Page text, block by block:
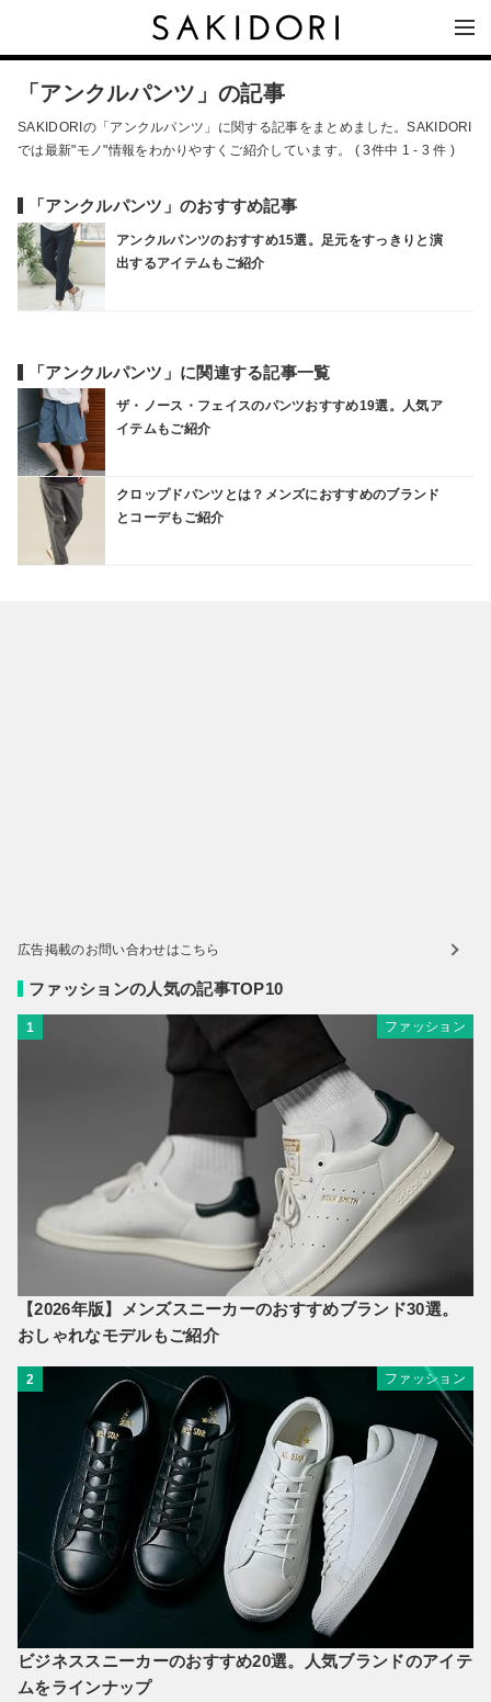
「アンクルパンツ」の記事
SAKIDORIの「アンクルパンツ」に関する記事をまとめました。SAKIDORI
では最新"モノ"情報をわかりやすくご紹介しています。 ( 3件中 1 - 3 件 )
「アンクルパンツ」のおすすめ記事
アンクルパンツのおすすめ15選。足元をすっきりと演
出するアイテムもご紹介
「アンクルパンツ」に関連する記事一覧
ザ・ノース・フェイスのパンツおすすめ19選。人気ア
イテムもご紹介
クロップドパンツとは？メンズにおすすめのブランド
とコーデもご紹介
広告掲載のお問い合わせはこちら
ファッションの人気の記事TOP10
1 ファッション
【2026年版】メンズスニーカーのおすすめブランド30選。
おしゃれなモデルもご紹介
2 ファッション
ビジネススニーカーのおすすめ20選。人気ブランドのアイテ
ムをラインナップ